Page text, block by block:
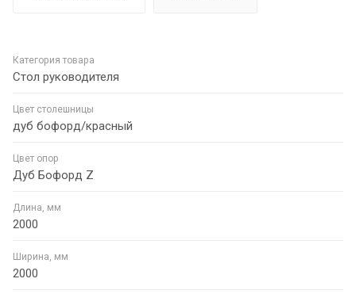
Категория товара
Стол руководителя
Цвет столешницы
дуб бофорд/красный
Цвет опор
Дуб Бофорд Z
Длина, мм
2000
Ширина, мм
2000